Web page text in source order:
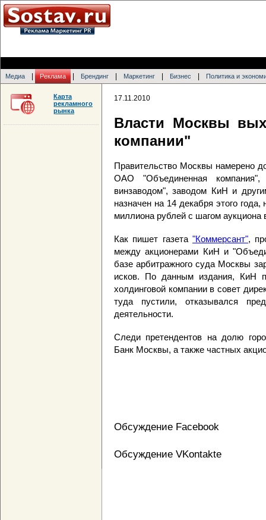
Медиа Реклама Брендинг Маркетинг Бизнес Политика и
17.11.2010
Власти Москвы
компании"
Правительство Москвы намерено
ОАО "Объединенная компания",
винзаводом", заводом КиН и
назначен на 14 декабря этого
миллиона рублей с шагом аукциона
Как пишет газета "Коммерсант",
между акционерами КиН и
базе арбитражного суда Москвы
исков. По данным издания, КиН
холдинговой компании в совет
туда пустили, отказывался
деятельности.
Следи претендентов на долю
Банк Москвы, а также частных
Обсуждение Facebook
Обсуждение VKontakte
Карта
рекламного
рынка